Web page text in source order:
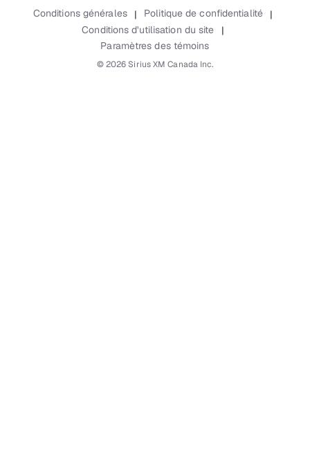
Conditions générales | Politique de confidentialité
|
Conditions d'utilisation du site
|
Paramètres des témoins
©2026Sirius XM Canada Inc.